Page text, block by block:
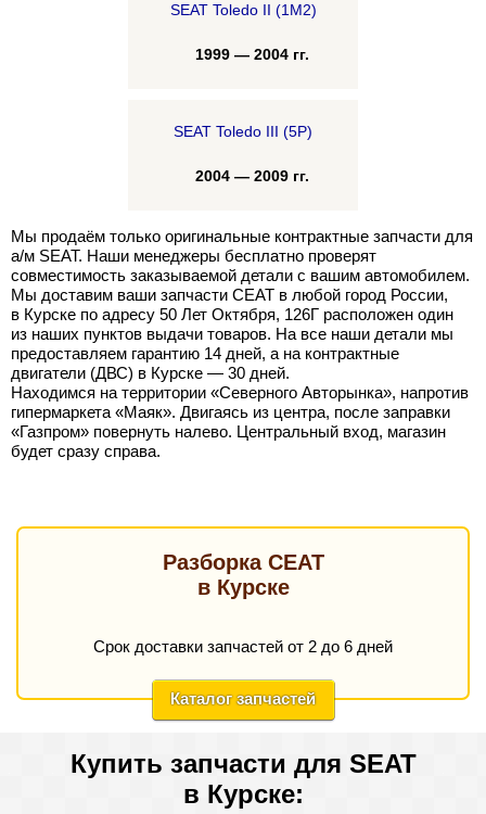
SEAT Toledo II (1M2)
1999 — 2004 гг.
SEAT Toledo III (5P)
2004 — 2009 гг.
Мы продаём только оригинальные контрактные запчасти для
а/м SEAT. Наши менеджеры бесплатно проверят
совместимость заказываемой детали с вашим автомобилем.
Мы доставим ваши запчасти СЕАТ в любой город России,
в Курске по адресу 50 Лет Октября, 126Г расположен один
из наших пунктов выдачи товаров. На все наши детали мы
предоставляем гарантию 14 дней, а на контрактные
двигатели (ДВС) в Курске — 30 дней.
Находимся на территории «Северного Авторынка», напротив
гипермаркета «Маяк». Двигаясь из центра, после заправки
«Газпром» повернуть налево. Центральный вход, магазин
будет сразу справа.
Разборка СЕАТ
в Курске
Срок доставки запчастей от 2 до 6 дней
Каталог запчастей
Купить запчасти для SEAT
в Курске: